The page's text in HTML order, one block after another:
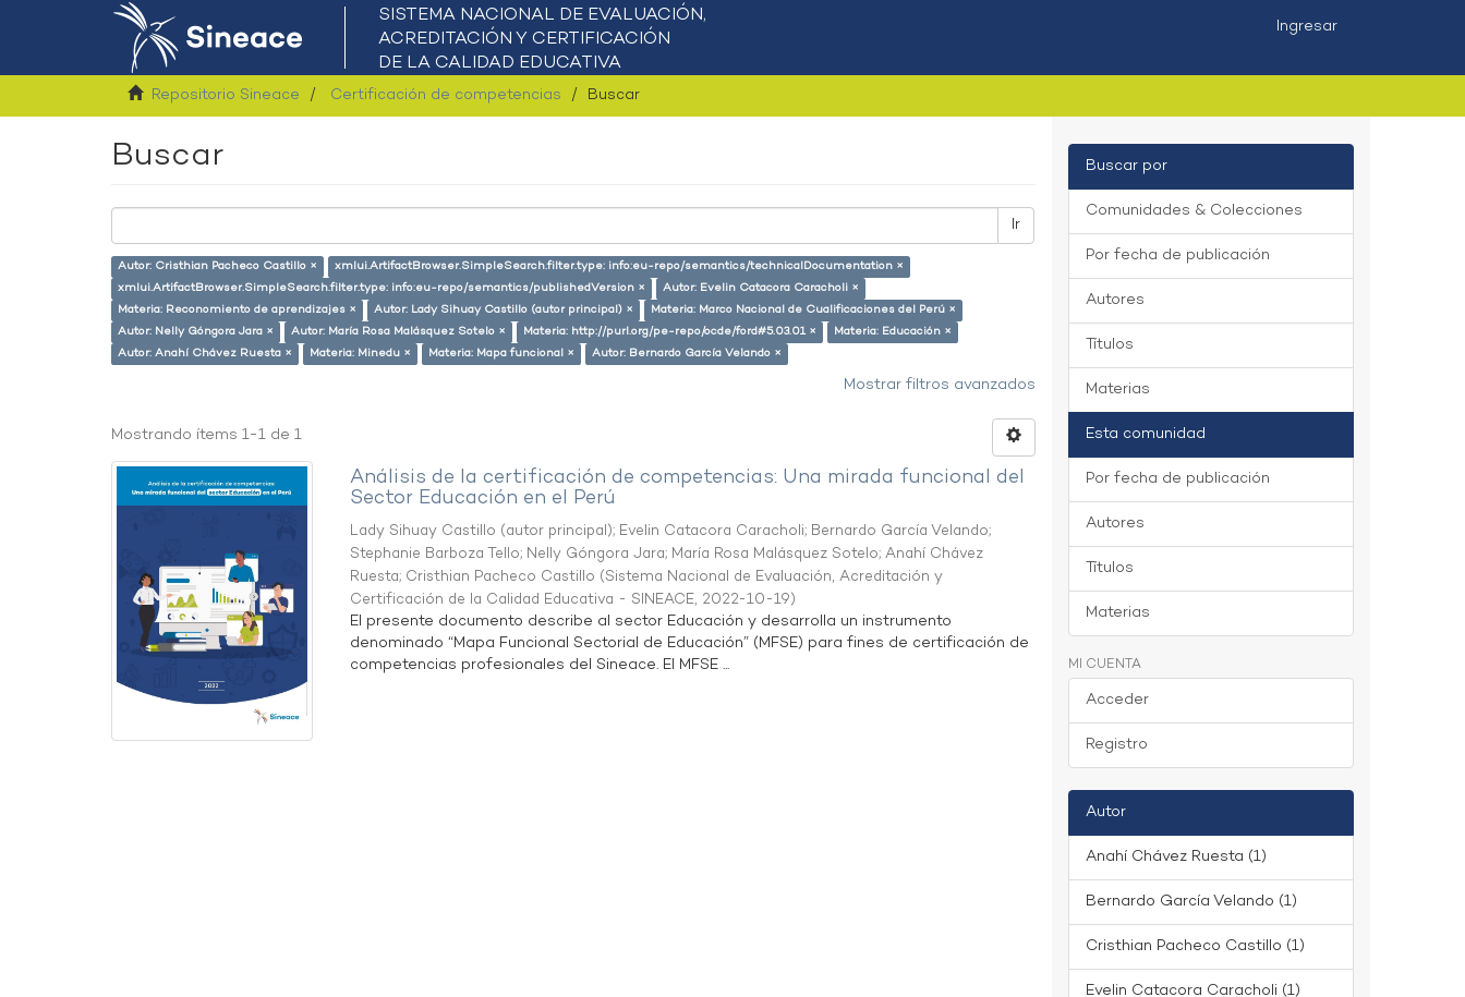
Ingresar
Repositorio Sineace Certificación de competencias Buscar
Buscar
Ir
Autor: Cristhian Pacheco Castillo ×
xmlui.ArtifactBrowser.SimpleSearch.filter.type: info:eu-repo/semantics/technicalDocumentation ×
xmlui.ArtifactBrowser.SimpleSearch.filter.type: info:eu-repo/semantics/publishedVersion ×
Autor: Evelin Catacora Caracholi ×
Materia: Reconomiento de aprendizajes ×
Autor: Lady Sihuay Castillo (autor principal) ×
Materia: Marco Nacional de Cualificaciones del Perú ×
Autor: Nelly Góngora Jara ×
Autor: María Rosa Malásquez Sotelo × Materia: http://purl.org/pe-repo/ocde/ford#5.03.01 ×
Materia: Educación ×
Autor: Anahí Chávez Ruesta ×
Materia: Minedu × Materia: Mapa funcional × Autor: Bernardo García Velando ×
Mostrar filtros avanzados
Mostrando ítems 1-1 de 1
Análisis de la certificación de competencias: Una mirada funcional del
Sector Educación en el Perú
Lady Sihuay Castillo (autor principal); Evelin Catacora Caracholi; Bernardo García Velando;
Stephanie Barboza Tello; Nelly Góngora Jara; María Rosa Malásquez Sotelo;Anahí Chávez
Ruesta; Cristhian Pacheco Castillo (Sistema Nacional de Evaluación, Acreditación y
Certificación de la Calidad Educativa - SINEACE, 2022-10-19)
El presente documento describe al sector Educación y desarrolla un instrumento
denominado “Mapa Funcional Sectorial de Educación” (MFSE) para fines de certificación de
competencias profesionales del Sineace. El MFSE ...
Buscar por
Comunidades & Colecciones
Por fecha de publicación
Autores
Títulos
Materias
Esta comunidad
Por fecha de publicación
Autores
Títulos
Materias
MI CUENTA
Acceder
Registro
Autor
Anahí Chávez Ruesta (1)
Bernardo García Velando (1)
Cristhian Pacheco Castillo (1)
Evelin Catacora Caracholi (1)